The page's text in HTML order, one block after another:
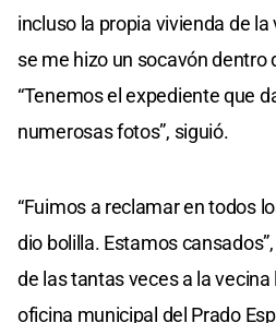
incluso la propia vivienda de la
se me hizo un socavón dentro
“Tenemos el expediente que
numerosas fotos”, siguió.
“Fuimos a reclamar en todos
dio bolilla. Estamos
de las tantas veces a la
oficina municipal del Prado